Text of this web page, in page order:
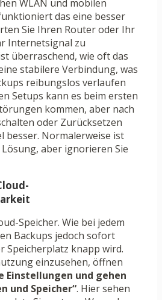
WLAN und mobilen
das eine besser
Sie Ihren Router oder Ihr
Internetsignal zu
überraschend, wie oft das
stabilere Verbindung, was
reibungslos verlaufen
Setups kann es beim ersten
kommen, aber nach
oder Zurücksetzen
besser. Normalerweise ist
aber ignorieren Sie
Speicher. Wie bei jedem
Backups jedoch sofort
Speicherplatz knapp wird.
einzusehen, öffnen
Einstellungen und gehen
und Speicher“. Hier sehen